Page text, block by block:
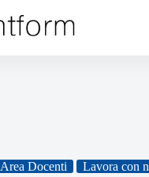
Area Docenti Lavora con